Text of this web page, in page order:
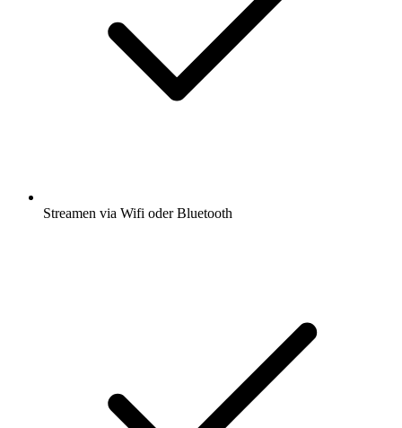
Streamen via Wifi oder Bluetooth